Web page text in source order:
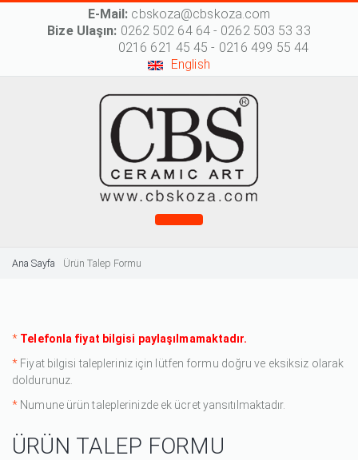
E-Mail: cbskoza@cbskoza.com
Bize Ulaşın: 0262 502 64 64 - 0262 503 53 33
0216 621 45 45 - 0216 499 55 44
English
Ana Sayfa Ürün Talep Formu
* Telefonla fiyat bilgisi paylaşılmamaktadır.
* Fiyat bilgisi talepleriniz için lütfen formu doğru ve eksiksiz olarak
doldurunuz.
* Numune ürün taleplerinizde ek ücret yansıtılmaktadır.
ÜRÜN TALEP FORMU